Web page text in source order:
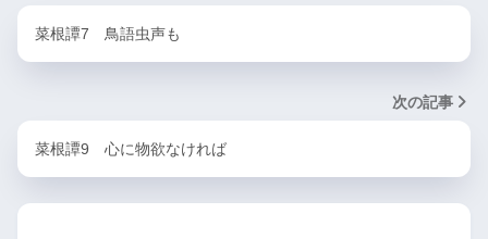
菜根譚7 鳥語虫声も
次の記事
菜根譚9 心に物欲なければ